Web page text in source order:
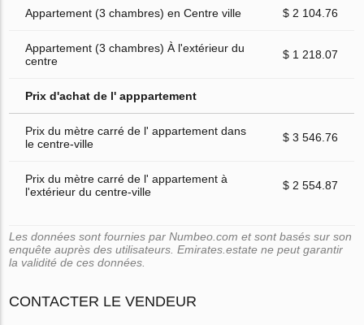
Appartement (3 chambres) en Centre ville $ 2 104.76
Appartement (3 chambres) À l'extérieur du
centre
$ 1 218.07
Prix d'achat de l' apppartement
Prix du mètre carré de l' appartement dans
le centre-ville
$ 3 546.76
Prix du mètre carré de l' appartement à
l'extérieur du centre-ville
$ 2 554.87
Les données sont fournies par Numbeo.com et sont basés sur son
enquête auprès des utilisateurs. Emirates.estate ne peut garantir
la validité de ces données.
CONTACTER LE VENDEUR